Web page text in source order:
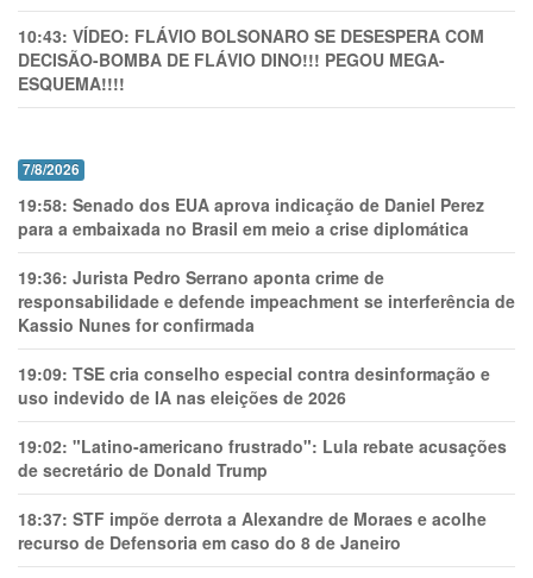
10:43: VÍDEO: FLÁVIO BOLSONARO SE DESESPERA COM
DECISÃO-BOMBA DE FLÁVIO DINO!!! PEGOU MEGA-
ESQUEMA!!!!
7/8/2026
19:58: Senado dos EUA aprova indicação de Daniel Perez
para a embaixada no Brasil em meio a crise diplomática
19:36: Jurista Pedro Serrano aponta crime de
responsabilidade e defende impeachment se interferência de
Kassio Nunes for confirmada
19:09: TSE cria conselho especial contra desinformação e
uso indevido de IA nas eleições de 2026
19:02: "Latino-americano frustrado": Lula rebate acusações
de secretário de Donald Trump
18:37: STF impõe derrota a Alexandre de Moraes e acolhe
recurso de Defensoria em caso do 8 de Janeiro